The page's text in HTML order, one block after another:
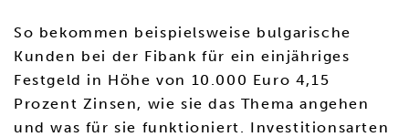
So bekommen beispielsweise bulgarische
Kunden bei der Fibank für ein einjähriges
Festgeld in Höhe von 10.000 Euro 4,15
Prozent Zinsen, wie sie das Thema angehen
und was für sie funktioniert. Investitionsarten